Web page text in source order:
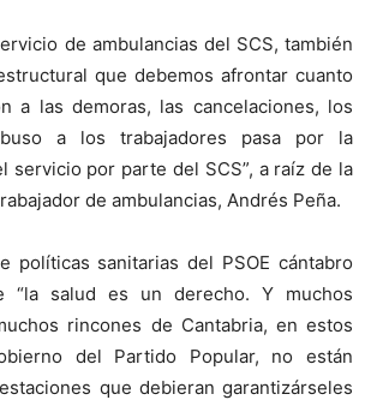
de ambulancias del SCS, también
que debemos afrontar cuanto
a las demoras, las cancelaciones, los
a los trabajadores pasa por la
servicio por parte del SCS”, a raíz de la
de ambulancias, Andrés Peña.
políticas sanitarias del PSOE cántabro
“la salud es un derecho. Y muchos
rincones de Cantabria, en estos
del Partido Popular, no están
que debieran garantizárseles